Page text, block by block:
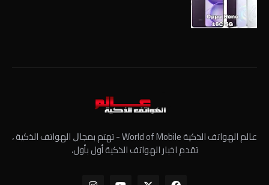
عالم الهواتف الذكية World of Mobile - ﺗﻬﺘﻢ ﺑﻤﺠﺎﻝ الهواتف الذكية ،
تقدم اخبار الهواتف الذكية أول بأول،